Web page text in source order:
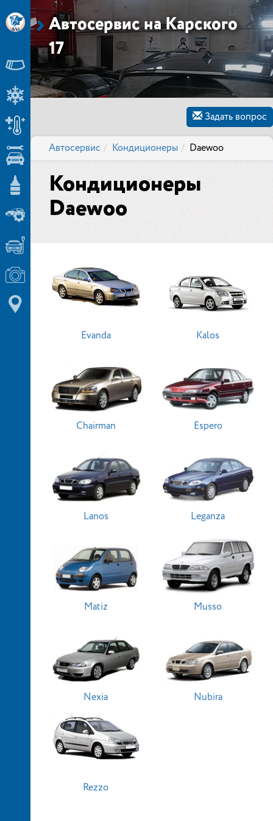
Автосервис на Карского
17
Задать вопрос
Автосервис Кондиционеры Daewoo
Кондиционеры
Daewoo
Evanda Kalos
Chairman Espero
Lanos Leganza
Matiz Musso
Nexia Nubira
Rezzo